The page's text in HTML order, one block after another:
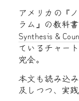
アメリカの『
ラム』の教科
Synthesis &
ているチャー
究会。
本文も読み込
及しつつ、実